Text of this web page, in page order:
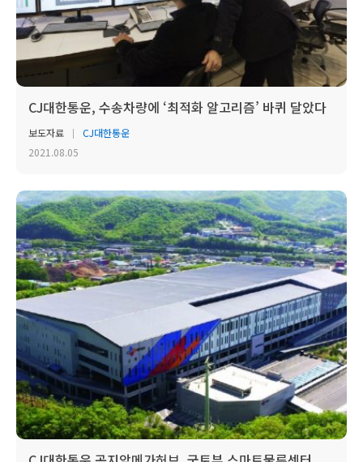
CJ대한통운, 수송차량에 ‘최적화 알고리즘’ 바퀴 달았다
보도자료
CJ대한통운
2021.08.05